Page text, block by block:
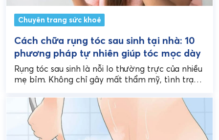
Chuyên trang sức khoẻ
Cách chữa rụng tóc sau sinh tại nhà: 10
phương pháp tự nhiên giúp tóc mọc dày
Rụng tóc sau sinh là nỗi lo thường trực của nhiều
mẹ bỉm. Không chỉ gây mất thẩm mỹ, tình trạng